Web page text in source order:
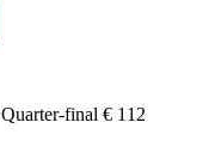
Quarter-final € 112